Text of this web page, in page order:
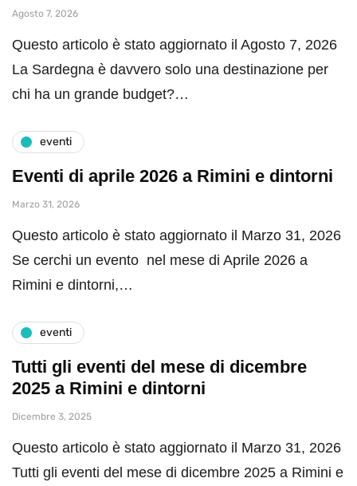
Agosto 7, 2026
Questo articolo è stato aggiornato il Agosto 7, 2026
La Sardegna è davvero solo una destinazione per
chi ha un grande budget?…
eventi
Eventi di aprile 2026 a Rimini e dintorni
Marzo 31, 2026
Questo articolo è stato aggiornato il Marzo 31, 2026
Se cerchi un evento nel mese di Aprile 2026 a
Rimini e dintorni,…
eventi
Tutti gli eventi del mese di dicembre
2025 a Rimini e dintorni
Dicembre 3, 2025
Questo articolo è stato aggiornato il Marzo 31, 2026
Tutti gli eventi del mese di dicembre 2025 a Rimini e